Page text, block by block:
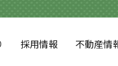
採用情報 不動産情